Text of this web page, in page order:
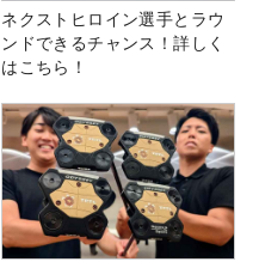
ネクストヒロイン選手とラウ
ンドできるチャンス！詳しく
はこちら！